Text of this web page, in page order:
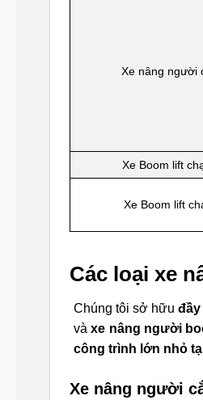
Xe nâng người
Xe Boom lift
Xe Boom lift
Các loại xe
Chúng tôi sở hữu
vàxe nâng người
công trình lớn nhỏ
Xe nâng người